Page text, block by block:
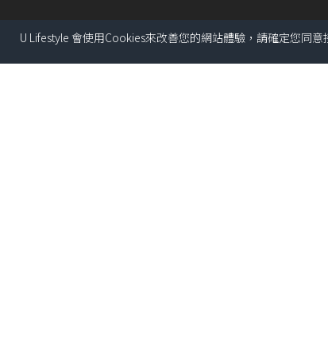
U Lifestyle 會使用Cookies來改善您的網站體驗，請確定您同意